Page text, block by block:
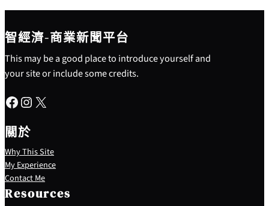
智經濟-商業新聞平台
This may be a good place to introduce yourself and
your site or include some credits.
Facebook Instagram X
關於
Why This Site
My Experience
Contact Me
Resources